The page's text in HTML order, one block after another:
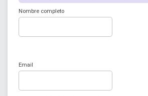
Nombre completo
Email